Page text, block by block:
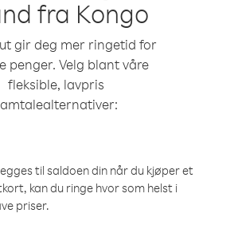
fra Kongo
gir deg mer ringetid for
penger. Velg blant våre
fleksible, lavpris
til saldoen din når du kjøper et
kan du ringe hvor som helst i
priser.